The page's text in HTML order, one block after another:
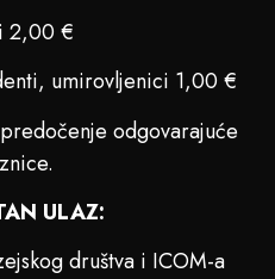
2,00 €
umirovljenici 1,00 €
odgovarajuće
ULAZ:
društva i ICOM-a